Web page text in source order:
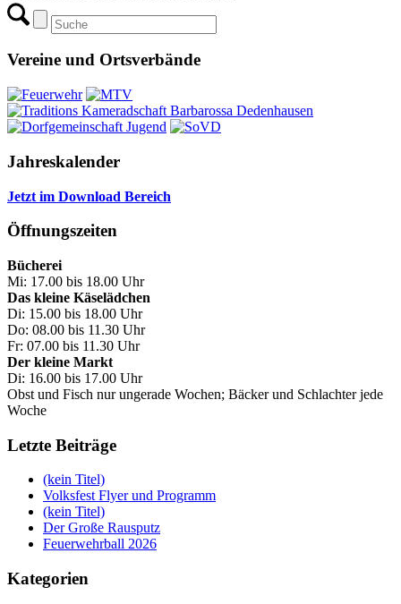
Vereine und Ortsverbände
Jahreskalender
Jetzt im Download Bereich
Öffnungszeiten
Bücherei
Mi: 17.00 bis 18.00 Uhr
Das kleine Käselädchen
Di: 15.00 bis 18.00 Uhr
Do: 08.00 bis 11.30 Uhr
Fr: 07.00 bis 11.30 Uhr
Der kleine Markt
Di: 16.00 bis 17.00 Uhr
Obst und Fisch nur ungerade Wochen; Bäcker und Schlachter jede
Woche
Letzte Beiträge
(kein Titel)
Volksfest Flyer und Programm
(kein Titel)
Der Große Rausputz
Feuerwehrball 2026
Kategorien